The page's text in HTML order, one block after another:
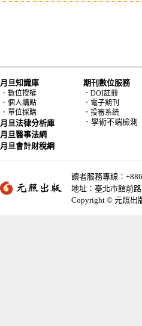
月旦知識庫
． 數位授權
． 個人購點
． 單位採購
月旦法律分析庫
月旦醫事法網
月旦會計財稅網
期刊數位服務
．DOI註冊
．電子期刊
．投審系統
．學術不端檢測
讀者服務專線：
地址：臺北市館前
Copyright © 元照出